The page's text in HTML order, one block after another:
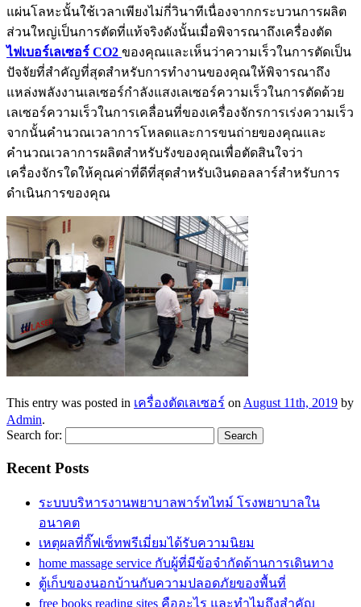
แผ่นโลหะนั้นใช้เวลาเพียงไม่กี่วินาทีเนื่องจากกระบวนการผลิต
ส่วนใหญ่เป็นการตัดที่แท้จริงดังนั้นเมื่อพิจารณาถึงเครื่องตัด
ไฟเบอร์เลเซอร์ CO2 ของคุณและเห็นว่าความเร็วในการตัดเป็น
ปัจจัยที่สำคัญที่สุดสำหรับการทำงานของคุณให้พิจารณาถึง
แหล่งพลังงานเลเซอร์กำลังแสงเลเซอร์ความเร็วในการตัดด้วย
เลเซอร์ความเร็วในการเคลื่อนที่ของเครื่องจักรการเร่งความเร็ว
จากนั้นคำนวณเวลาการโหลดและการขนถ่ายของคุณและ
คำนวณเวลาการผลิตสำหรับรังของคุณเพื่อตัดสินใจว่า
เครื่องจักรใดให้คุณค่าที่ดีที่สุดสำหรับเงินดอลลาร์สำหรับการ
ดำเนินการของคุณ
This entry was posted in เครื่องตัดเลเซอร์ on August 11th, 2019 by
Admin.
Search for:
Recent Posts
ระบบบริหารงานพยาบาลพาร์ทไทม์ โรงพยาบาลใน
อนาคต
เหตุผลที่กิ๊ฟเซ็ทพรีเมี่ยมได้รับความนิยม
home massage service กับผู้ที่มีข้อจำกัดด้านการเดินทาง
ตู้เก็บของนอกบ้านกับความปลอดภัยของพื้นที่
free books reading sites คืออะไร และทำไมถึงสำคัญ